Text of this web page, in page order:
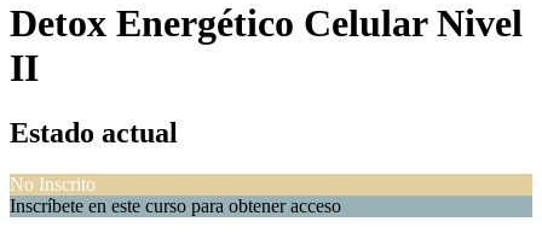
Detox Energético Celular Nivel
II
Estado actual
No Inscrito
Inscríbete en este curso para obtener acceso